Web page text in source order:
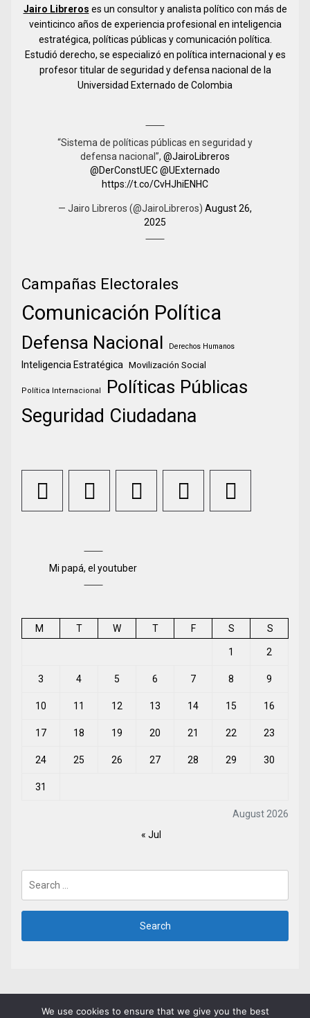
Jairo Libreros es un consultor y analista político con más de
veinticinco años de experiencia profesional en inteligencia
estratégica, políticas públicas y comunicación política.
Estudió derecho, se especializó en política internacional y es
profesor titular de seguridad y defensa nacional de la
Universidad Externado de Colombia
“Sistema de políticas públicas en seguridad y
defensa nacional”, @JairoLibreros
@DerConstUEC@UExternado
https://t.co/CvHJhiENHC
— Jairo Libreros (@JairoLibreros) August 26,
2025
Campañas Electorales
Comunicación Política
Defensa Nacional Derechos Humanos
Inteligencia Estratégica Movilización Social
Política Internacional Políticas Públicas
Seguridad Ciudadana
Mi papá, el youtuber
August 2026
M T W T F S S
1 2
3 4 5 6 7 8 9
10 11 12 13 14 15 16
17 18 19 20 21 22 23
24 25 26 27 28 29 30
31
« Jul
for:
We use cookies to ensure that we give you the best